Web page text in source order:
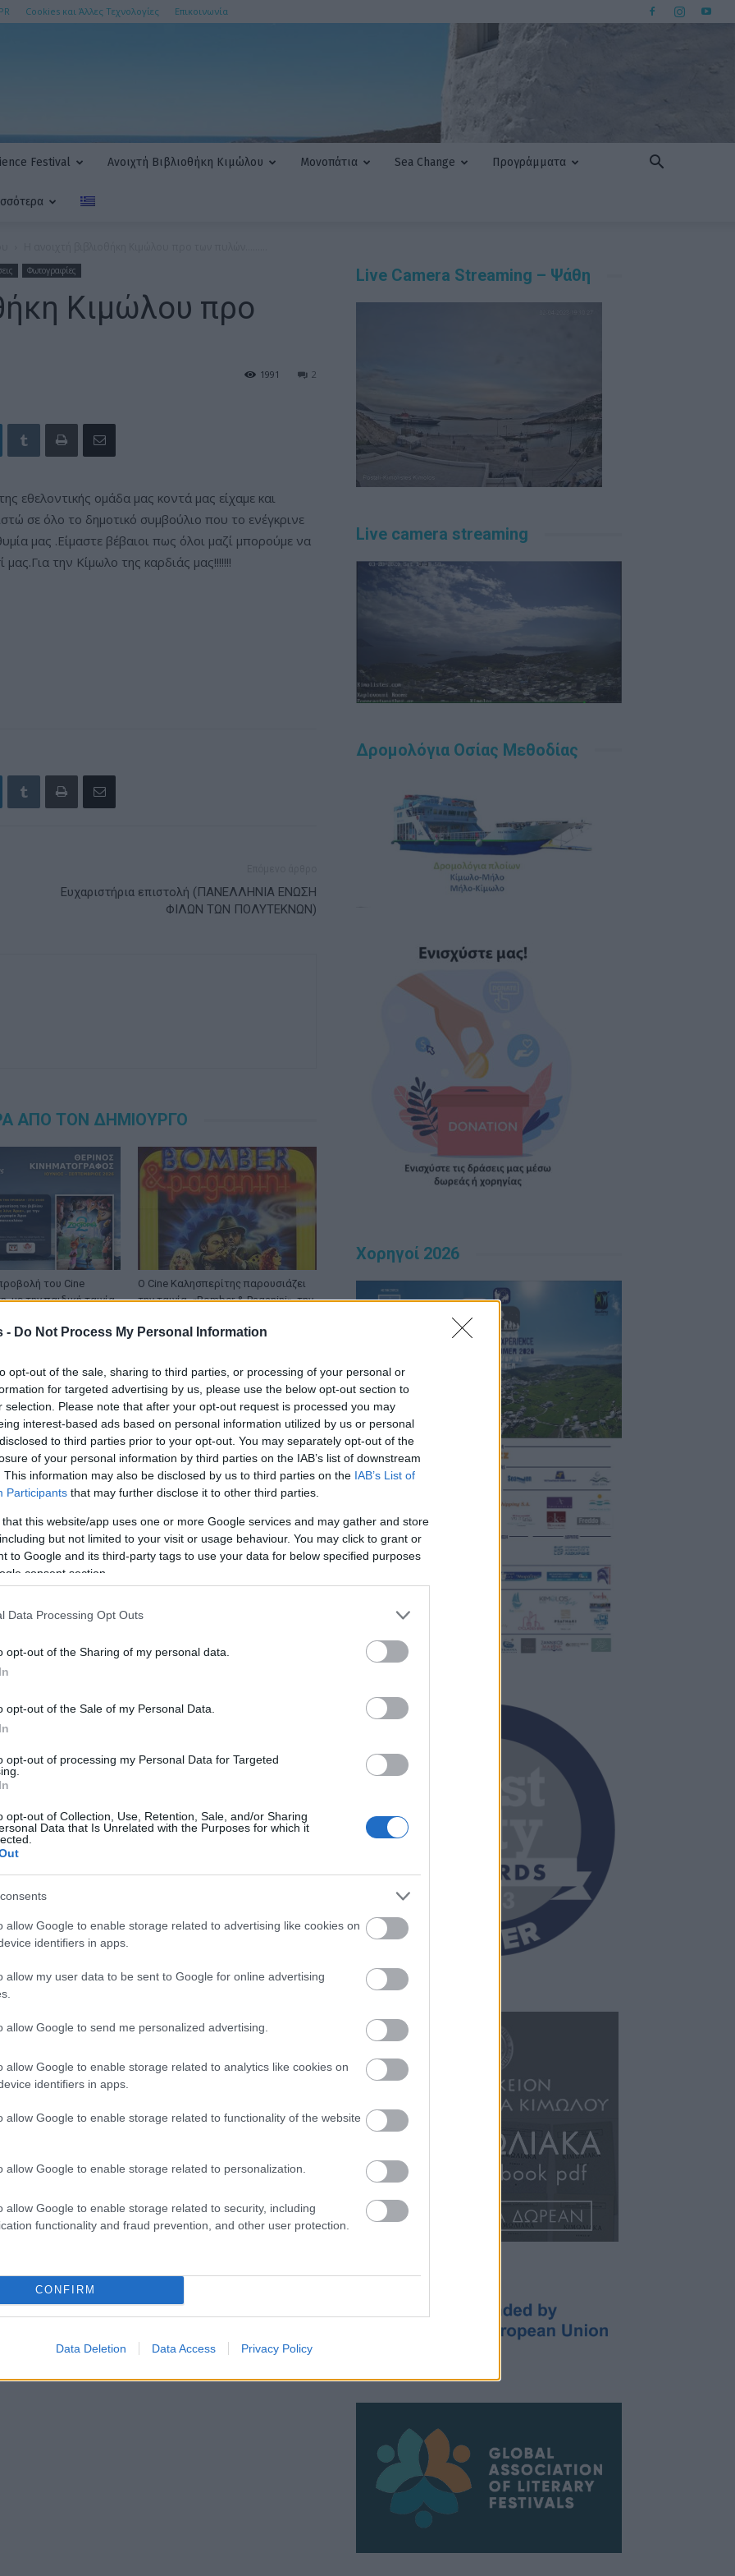
- Do Not Process My Personal Information
opt-out of the sale, sharing to third parties, or processing of your personal or
for targeted advertising by us, please use the below opt-out section to
selection. Please note that after your opt-out request is processed you may
interest-based ads based on personal information utilized by us or personal
to third parties prior to your opt-out. You may separately opt-out of the
of your personal information by third parties on the IAB’s list of downstream
This information may also be disclosed by us to third parties on the IAB’s List of
Participants that may further disclose it to other third parties.
that this website/app uses one or more Google services and may gather and store
but not limited to your visit or usage behaviour. You may click to grant or
to Google and its third-party tags to use your data for below specified purposes
consent section.
Data Processing Opt Outs
opt-out of the Sharing of my personal data.
opt-out of the Sale of my Personal Data.
opt-out of processing my Personal Data for Targeted
opt-out of Collection, Use, Retention, Sale, and/or Sharing
Data that Is Unrelated with the Purposes for which it
allow Google to enable storage related to advertising like cookies on
identifiers in apps.
allow my user data to be sent to Google for online advertising
allow Google to send me personalized advertising.
allow Google to enable storage related to analytics like cookies on
identifiers in apps.
allow Google to enable storage related to functionality of the website
allow Google to enable storage related to personalization.
allow Google to enable storage related to security, including
functionality and fraud prevention, and other user protection.
CONFIRM
Data Deletion Data Access Privacy Policy
Cookies και Άλλες Τεχνολογίες Επικοινωνία
Festival Ανοιχτή Βιβλιοθήκη Κιμώλου Μονοπάτια Sea Change Προγράμματα
Φωτογραφίες
Κιμώλου προ
2
1991
εθελοντικής ομάδα μας κοντά μας είχαμε και
σε όλο το δημοτικό συμβούλιο που το ενέγκρινε
μας .Είμαστε βέβαιοι πως όλοι μαζί μπορούμε να
την Κίμωλο της καρδιάς μας!!!!!!!
Ευχαριστήρια επιστολή (ΠΑΝΕΛΛΗΝΙΑ ΕΝΩΣΗ
ΦΙΛΩΝ ΤΩΝ ΠΟΛΥΤΕΚΝΩΝ)
ΑΠΟ ΤΟΝ ΔΗΜΙΟΥΡΓΟ
του Cine
με την παιδική ταινία
21:15μ.μ. στην
Ο Cine Καλησπερίτης παρουσιάζει
την ταινία, «Bomber & Paganini», την
παραλία «Αλυκή»
ΒΙΒΛΙΑ ΓΙΑ ΤΟΝ ΕΜΠΛΟΥΤΙΣΜΟ ΤΗΣ;;;
για το ενδιαφερον σας,αν θελετε μπορειτε να τα
για την εθελοντικη ομαδα Κιμωλου
επικοινωνίας 6937747946.αν τα βιβλια
στειλετε με τους 2 μεταφορείς του νησιού
63 Αιγαλεω τηλ 697 4004423 και β)Νικος
τηλ 697 7906738.για οποιαδηποτε διευκρινση
και τον ιστότοπό μου σε αυτό το πρόγραμμα
Live Camera Streaming – Ψάθη
Live camera streaming
Δρομολόγια Οσίας Μεθοδίας
Χορηγοί 2026